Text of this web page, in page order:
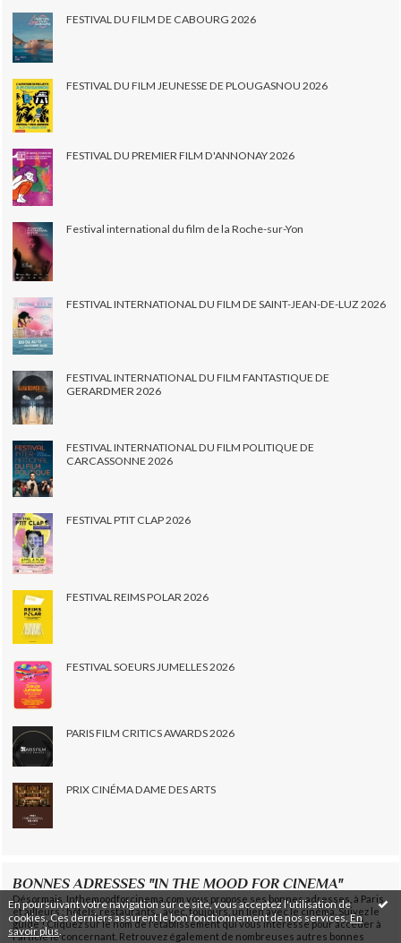
En poursuivant votre navigation sur ce site, vous acceptez l'utilisation de
cookies. Ces derniers assurent le bon fonctionnement de nos services.En
savoir plus.
FESTIVAL DU FILM DE CABOURG 2026
FESTIVAL DU FILM JEUNESSE DE PLOUGASNOU 2026
FESTIVAL DU PREMIER FILM D'ANNONAY 2026
Festival international du film de la Roche-sur-Yon
FESTIVAL INTERNATIONAL DU FILM DE SAINT-JEAN-DE-LUZ 2026
FESTIVAL INTERNATIONAL DU FILM FANTASTIQUE DE
GERARDMER 2026
FESTIVAL INTERNATIONAL DU FILM POLITIQUE DE
CARCASSONNE 2026
FESTIVAL PTIT CLAP 2026
FESTIVAL REIMS POLAR 2026
FESTIVAL SOEURS JUMELLES 2026
PARIS FILM CRITICS AWARDS 2026
PRIX CINÉMA DAME DES ARTS
BONNES ADRESSES "IN THE MOOD FOR CINEMA"
Désormais, Inthemoodforcinema.com vous propose ses bonnes adresses, à Paris
et ailleurs : hôtels, restaurants... avec, toujours, un lien avec le cinéma. Suivez le
guide ! Cliquez sur le nom de l'établissement qui vous intéresse pour accéder à
l'article le concernant. Retrouvez également de nombreuses autres bonnes